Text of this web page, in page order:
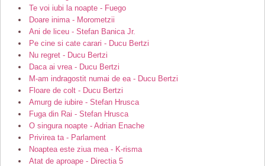
Te voi iubi la noapte - Fuego
Doare inima - Morometzii
Ani de liceu - Stefan Banica Jr.
Pe cine si cate carari - Ducu Bertzi
Nu regret - Ducu Bertzi
Daca ai vrea - Ducu Bertzi
M-am indragostit numai de ea - Ducu Bertzi
Floare de colt - Ducu Bertzi
Amurg de iubire - Stefan Hrusca
Fuga din Rai - Stefan Hrusca
O singura noapte - Adrian Enache
Privirea ta - Parlament
Noaptea este ziua mea - K-risma
Atat de aproape - Directia 5